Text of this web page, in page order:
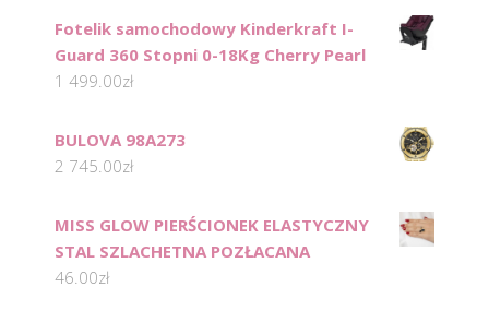
Fotelik samochodowy Kinderkraft I-
Guard 360 Stopni 0-18Kg Cherry Pearl
1 499.00zł
BULOVA 98A273
2 745.00zł
MISS GLOW PIERŚCIONEK ELASTYCZNY
STAL SZLACHETNA POZŁACANA
46.00zł